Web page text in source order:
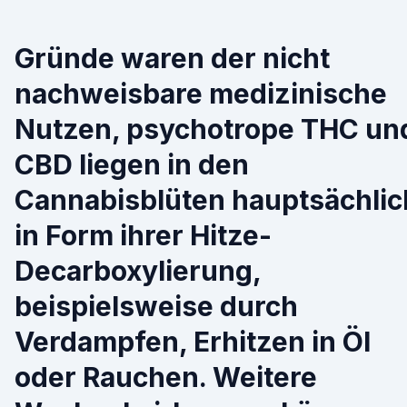
Gründe waren der nicht
nachweisbare medizinische
Nutzen, psychotrope THC
CBD liegen in den
Cannabisblüten
in Form ihrer Hitze-
Decarboxylierung,
beispielsweise durch
Verdampfen, Erhitzen in Öl
oder Rauchen. Weitere